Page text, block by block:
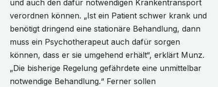
und auch den dafür notwendigen Krankentransport
verordnen können. „Ist ein Patient schwer krank und
benötigt dringend eine stationäre Behandlung, dann
muss ein Psychotherapeut auch dafür sorgen
können, dass er sie umgehend erhält“, erklärt Munz.
„Die bisherige Regelung gefährdete eine unmittelbar
notwendige Behandlung.“ Ferner sollen